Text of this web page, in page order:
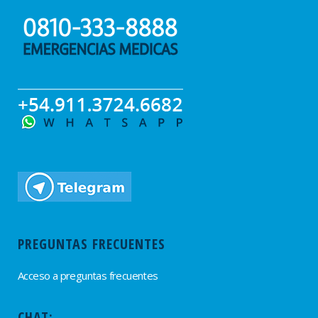
PREGUNTAS FRECUENTES
Acceso a preguntas frecuentes